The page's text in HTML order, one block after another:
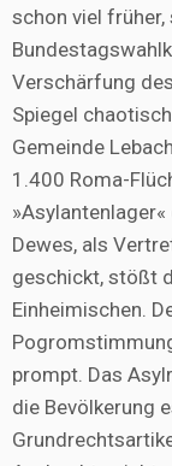
schon viel
Verschärfung
Spiegel
Gemeinde
1.400 Roma-
Dewes, als
geschickt, stößt
Einheimischen.
prompt. Das
die Bevölkerung